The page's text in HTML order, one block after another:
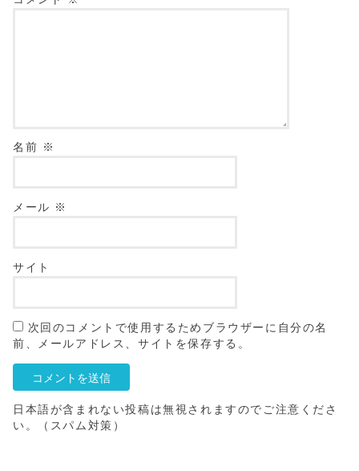
名前 ※
メール ※
サイト
次回のコメントで使用するためブラウザーに自分の名
前、メールアドレス、サイトを保存する。
日本語が含まれない投稿は無視されますのでご注意くださ
い。（スパム対策）